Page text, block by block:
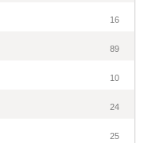
16
89
10
24
25